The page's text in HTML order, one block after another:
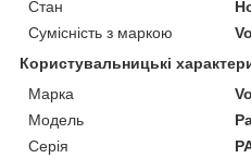
Стан
Сумісність з маркою
Користувальницькі
Марка
Модель
Серія